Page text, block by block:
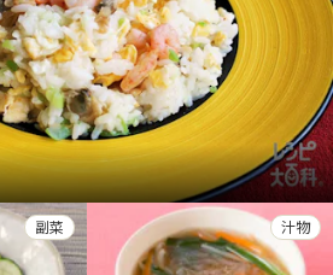
トマト
とうもろこし
うが ゴーヤ
副菜 汁物